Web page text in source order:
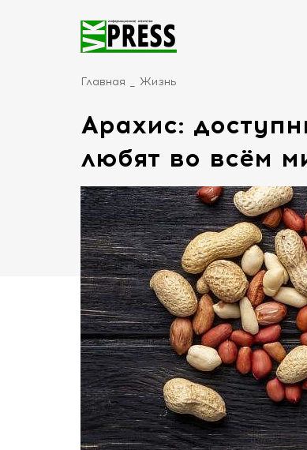
Главная Жизнь
Арахис:
любят во всём